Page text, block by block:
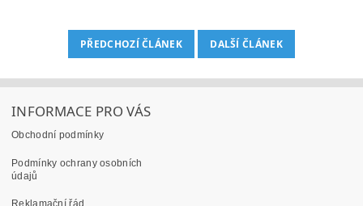
PŘEDCHOZÍ ČLÁNEK DALŠÍ ČLÁNEK
INFORMACE PRO VÁS
Obchodní podmínky
Podmínky ochrany osobních
údajů